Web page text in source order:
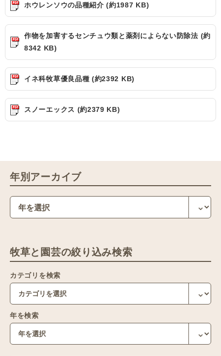
ホウレンソウの品種紹介 (約1987 KB)
作物を加害するセンチュウ類と薬剤によらない防除法 (約
8342 KB)
イネ科牧草優良品種 (約2392 KB)
スノーエックス (約2379 KB)
年別アーカイブ
牧草と園芸の絞り込み検索
カテゴリを検索
年を検索